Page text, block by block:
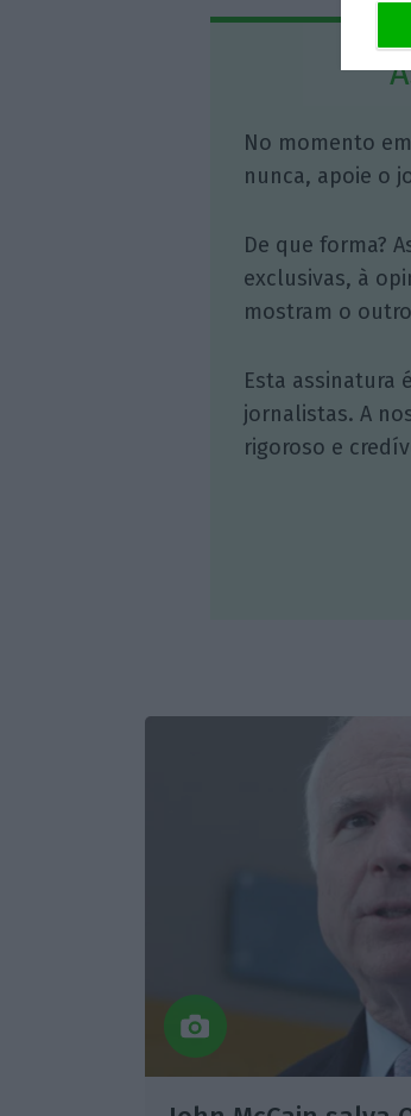
No momento
nunca, apoie o
De que forma?
exclusivas, à
mostram o
Esta assinatura
jornalistas. A
rigoroso e